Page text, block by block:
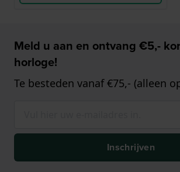
Meld u aan en ontvang €5,-
horloge!
Te besteden vanaf €75,- (alleen
Inschrijven